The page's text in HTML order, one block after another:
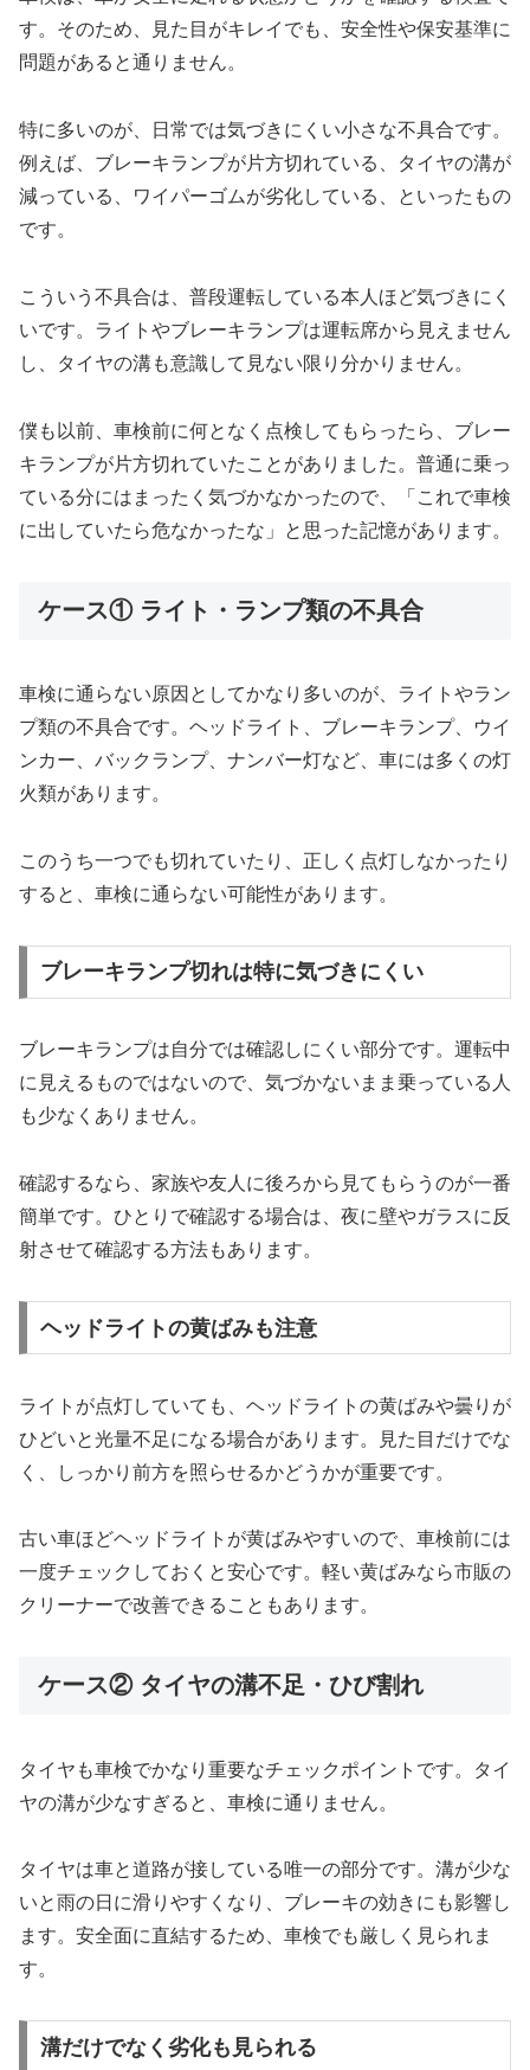
す。そのため、見た目がキレイでも、安全性や保安基準に
問題があると通りません。
特に多いのが、日常では気づきにくい小さな不具合です。
例えば、ブレーキランプが片方切れている、タイヤの溝が
減っている、ワイパーゴムが劣化している、といったもの
です。
こういう不具合は、普段運転している本人ほど気づきにく
いです。ライトやブレーキランプは運転席から見えません
し、タイヤの溝も意識して見ない限り分かりません。
僕も以前、車検前に何となく点検してもらったら、ブレー
キランプが片方切れていたことがありました。普通に乗っ
ている分にはまったく気づかなかったので、「これで車検
に出していたら危なかったな」と思った記憶があります。
ケース① ライト・ランプ類の不具合
車検に通らない原因としてかなり多いのが、ライトやラン
プ類の不具合です。ヘッドライト、ブレーキランプ、ウイ
ンカー、バックランプ、ナンバー灯など、車には多くの灯
火類があります。
このうち一つでも切れていたり、正しく点灯しなかったり
すると、車検に通らない可能性があります。
ブレーキランプ切れは特に気づきにくい
ブレーキランプは自分では確認しにくい部分です。運転中
に見えるものではないので、気づかないまま乗っている人
も少なくありません。
確認するなら、家族や友人に後ろから見てもらうのが一番
簡単です。ひとりで確認する場合は、夜に壁やガラスに反
射させて確認する方法もあります。
ヘッドライトの黄ばみも注意
ライトが点灯していても、ヘッドライトの黄ばみや曇りが
ひどいと光量不足になる場合があります。見た目だけでな
く、しっかり前方を照らせるかどうかが重要です。
古い車ほどヘッドライトが黄ばみやすいので、車検前には
一度チェックしておくと安心です。軽い黄ばみなら市販の
クリーナーで改善できることもあります。
ケース② タイヤの溝不足・ひび割れ
タイヤも車検でかなり重要なチェックポイントです。タイ
ヤの溝が少なすぎると、車検に通りません。
タイヤは車と道路が接している唯一の部分です。溝が少な
いと雨の日に滑りやすくなり、ブレーキの効きにも影響し
ます。安全面に直結するため、車検でも厳しく見られま
す。
溝だけでなく劣化も見られる